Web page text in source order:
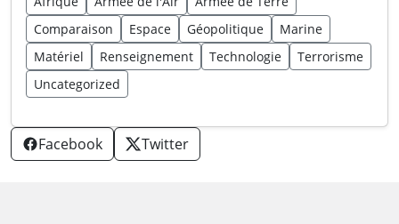
Comparaison
Espace Géopolitique
Marine
Matériel
Renseignement Technologie
Terrorisme
Uncategorized
Facebook Twitter